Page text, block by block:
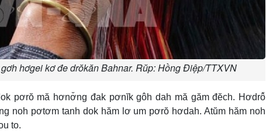
hơgei kơ đe drŏkăn Bahnar. Rŭp: Hồng Điệp/TTXVN
pơrŏ mă hơnơ̆ng đak pơnĭk gôh dah mă găm đĕch. Hơdrô̆
noh pơtơm tanh dok hăm lơ um pơrŏ hơdah. Atŭm hăm noh
to.